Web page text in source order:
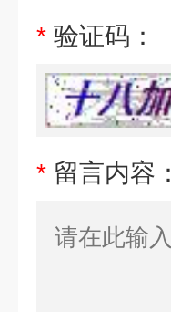
* 验证码：
* 留言内容：